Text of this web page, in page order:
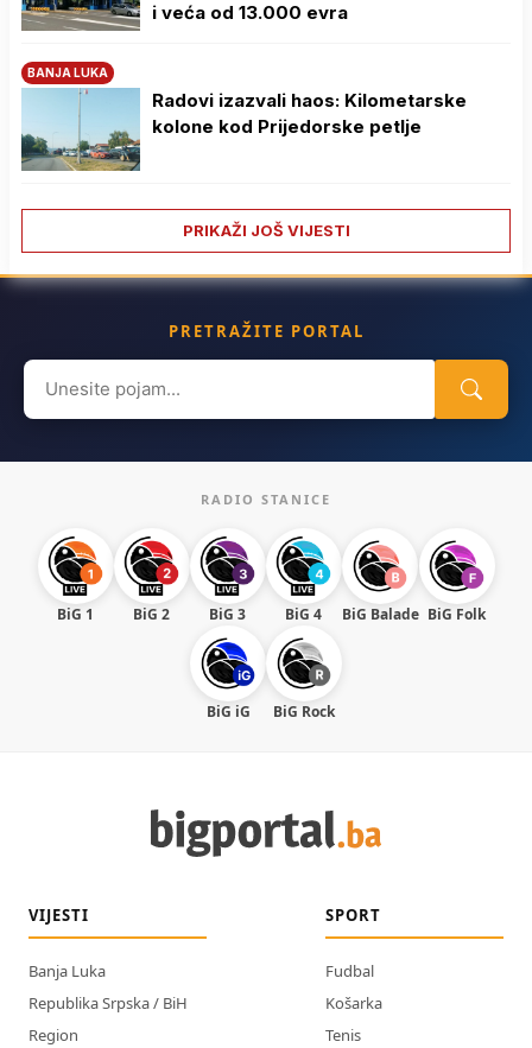
i veća od 13.000 evra
BANJA LUKA
Radovi izazvali haos: Kilometarske
kolone kod Prijedorske petlje
PRIKAŽI JOŠ VIJESTI
PRETRAŽITE PORTAL
Search
for:
RADIO STANICE
BiG 1 BiG 2 BiG 3 BiG 4 BiG Balade BiG Folk
BiG iG BiG Rock
VIJESTI
Banja Luka
Republika Srpska / BiH
Region
SPORT
Fudbal
Košarka
Tenis